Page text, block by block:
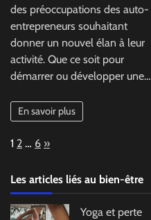
des préoccupations des auto-
entrepreneurs souhaitant
donner un nouvel élan à leur
activité. Que ce soit pour
démarrer ou développer une…
En savoir plus
Page:
1 2 … 6 Next
»
Les articles liés au bien-être
Yoga et perte